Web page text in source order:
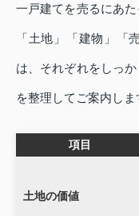
一戸建てを売るにあ
「土地」「建物」「
は、それぞれをしっ
を整理してご案内しま
項目
土地の価値